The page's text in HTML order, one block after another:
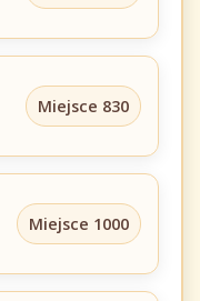
Miejsce 830
Miejsce 1000